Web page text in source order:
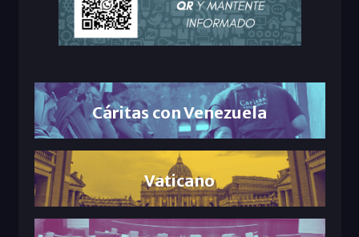
Cáritas con Venezuela
Vaticano